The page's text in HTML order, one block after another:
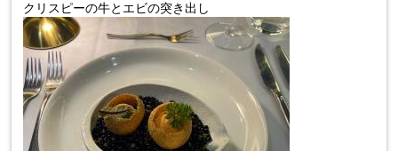
クリスピーの牛とエビの突き出し